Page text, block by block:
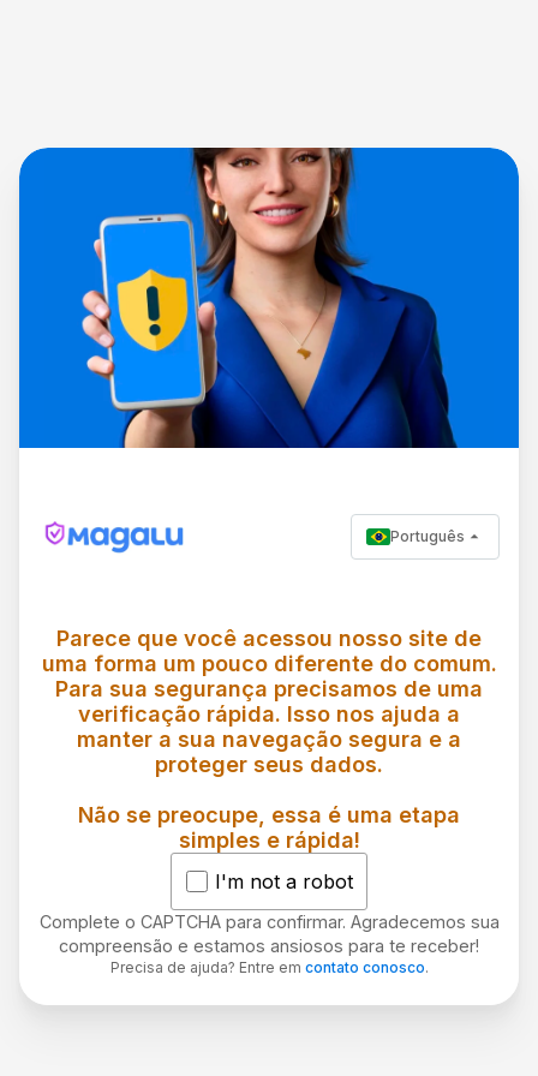
Português
Parece que você acessou nosso site de
uma forma um pouco diferente do comum.
Para sua segurança precisamos de uma
verificação rápida. Isso nos ajuda a
manter a sua navegação segura e a
proteger seus dados.
Não se preocupe, essa é uma etapa
simples e rápida!
I'm not a robot
Complete o CAPTCHA para confirmar. Agradecemos sua
compreensão e estamos ansiosos para te receber!
Precisa de ajuda? Entre em contato conosco.